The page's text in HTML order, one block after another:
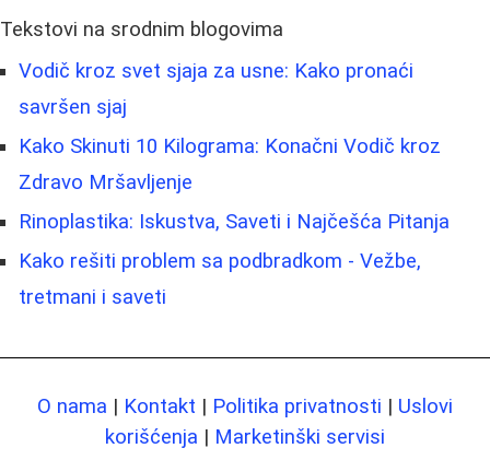
Tekstovi na srodnim blogovima
Vodič kroz svet sjaja za usne: Kako pronaći
savršen sjaj
Kako Skinuti 10 Kilograma: Konačni Vodič kroz
Zdravo Mršavljenje
Rinoplastika: Iskustva, Saveti i Najčešća Pitanja
Kako rešiti problem sa podbradkom - Vežbe,
tretmani i saveti
O nama | Kontakt | Politika privatnosti | Uslovi
korišćenja | Marketinški servisi